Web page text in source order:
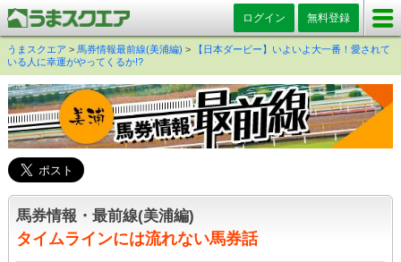
ログイン 無料登録
うまスクエア > 馬券情報最前線(美浦編) >
【日本ダービー】いよいよ大一番！愛されて
いる人に幸運がやってくるか!?
馬券情報・最前線(美浦編)
タイムラインには流れない馬券話